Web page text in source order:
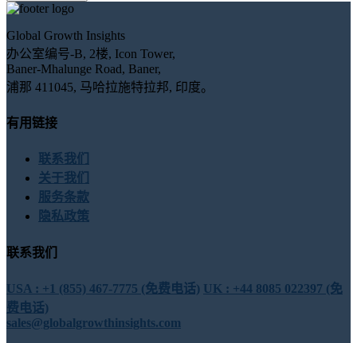
Global Growth Insights
办公室编号-B, 2楼, Icon Tower,
Baner-Mhalunge Road, Baner,
浦那 411045, 马哈拉施特拉邦, 印度。
有用链接
联系我们
关于我们
服务条款
隐私政策
联系我们
USA : +1 (855) 467-7775 (免费电话) UK : +44 8085 022397 (免
费电话)
sales@globalgrowthinsights.com